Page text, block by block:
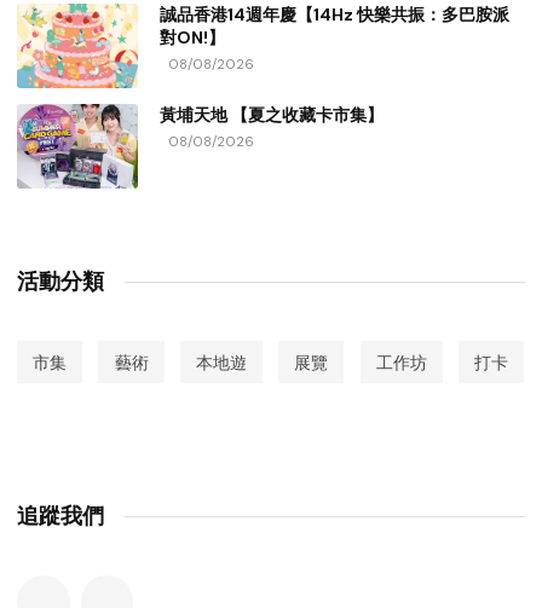
誠品香港14週年慶【14Hz 快樂共振：多巴胺派
對ON!】
08/08/2026
黃埔天地 【夏之收藏卡市集】
08/08/2026
活動分類
市集 藝術 本地遊 展覽 工作坊 打卡
追蹤我們